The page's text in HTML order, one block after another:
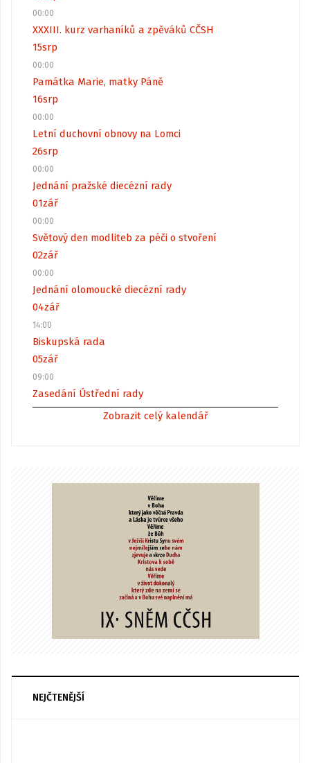
00:00
XXXIII. kurz varhaníků a zpěváků CČSH
15srp
00:00
Památka Marie, matky Páně
16srp
00:00
Letní duchovní obnovy na Lomci
26srp
00:00
Jednání pražské diecézní rady
01zář
00:00
Světový den modliteb za péči o stvoření
02zář
00:00
Jednání olomoucké diecézní rady
04zář
14:00
Biskupská rada
05zář
09:00
Zasedání Ústřední rady
Zobrazit celý kalendář
NEJČTENĚJŠÍ